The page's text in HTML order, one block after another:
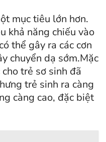
mục tiêu lớn hơn.
khả năng chiếu vào
thể gây ra các cơn
chuyển dạ sớm.Mặc
trẻ sơ sinh đã
trẻ sinh ra càng
càng cao, đặc biệt